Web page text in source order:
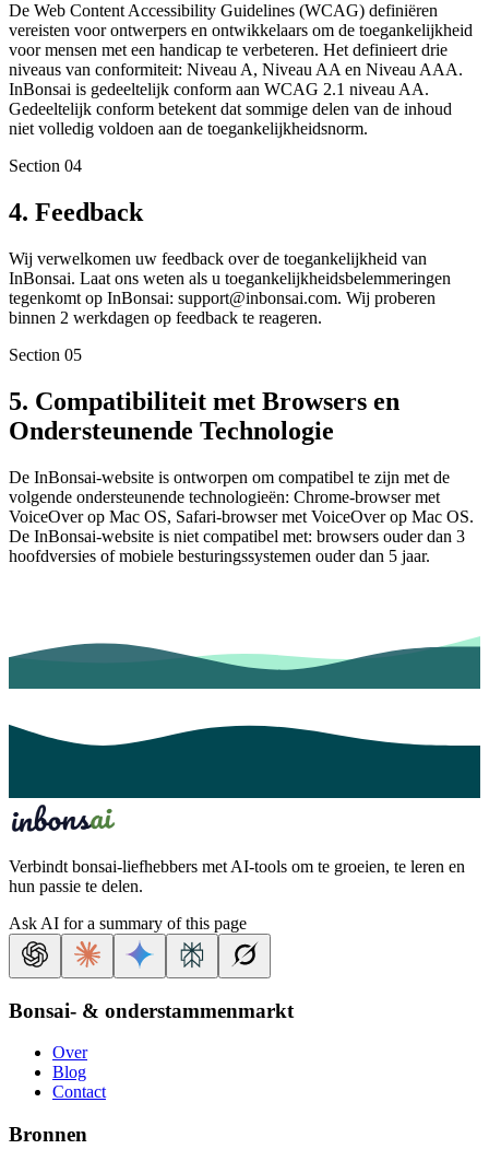
De Web Content Accessibility Guidelines (WCAG) definiëren
vereisten voor ontwerpers en ontwikkelaars om de toegankelijkheid
voor mensen met een handicap te verbeteren. Het definieert drie
niveaus van conformiteit: Niveau A, Niveau AA en Niveau AAA.
InBonsai is gedeeltelijk conform aan WCAG 2.1 niveau AA.
Gedeeltelijk conform betekent dat sommige delen van de inhoud
niet volledig voldoen aan de toegankelijkheidsnorm.
Section 04
4. Feedback
Wij verwelkomen uw feedback over de toegankelijkheid van
InBonsai. Laat ons weten als u toegankelijkheidsbelemmeringen
tegenkomt op InBonsai: support@inbonsai.com. Wij proberen
binnen 2 werkdagen op feedback te reageren.
Section 05
5. Compatibiliteit met Browsers en
Ondersteunende Technologie
De InBonsai-website is ontworpen om compatibel te zijn met de
volgende ondersteunende technologieën: Chrome-browser met
VoiceOver op Mac OS, Safari-browser met VoiceOver op Mac OS.
De InBonsai-website is niet compatibel met: browsers ouder dan 3
hoofdversies of mobiele besturingssystemen ouder dan 5 jaar.
Verbindt bonsai-liefhebbers met AI-tools om te groeien, te leren en
hun passie te delen.
Ask AI for a summary of this page
Bonsai- & onderstammenmarkt
Over
Blog
Contact
Bronnen